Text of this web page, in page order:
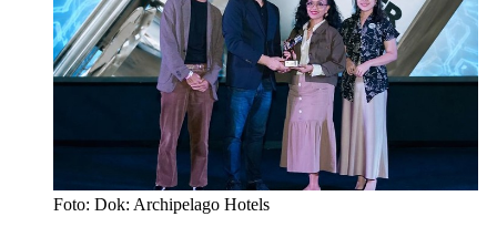
Foto: Dok: Archipelago Hotels